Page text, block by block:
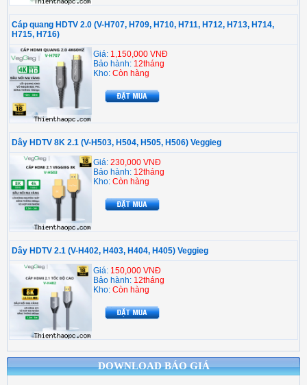
DOWNLOAD BÁO GIÁ
Cáp quang HDTV 2.0 (V-H707, H709, H710, H711, H712, H713, H714,
H715, H716)
Giá: 1,150,000 VNĐ
Bảo hành: 12tháng
Kho: Còn hàng
Dây HDTV 8K 2.1 (V-H503, H504, H505, H506) Veggieg
Giá: 230,000 VNĐ
Bảo hành: 12tháng
Kho: Còn hàng
Dây HDTV 2.1 (V-H402, H403, H404, H405) Veggieg
Giá: 150,000 VNĐ
Bảo hành: 12tháng
Kho: Còn hàng